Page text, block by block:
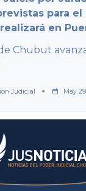
para
en
Chubut
Judicial May